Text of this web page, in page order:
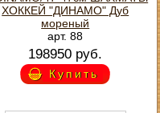
ХОККЕЙ "ДИНАМО" Дуб
мореный
арт. 88
198950 руб.
Купить